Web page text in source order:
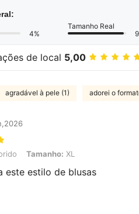
4%
Tamanho Real
de local 5,00
agradável à pele (1) adorei o
Tamanho: XL
Tamanho: XL
este estilo de blusas